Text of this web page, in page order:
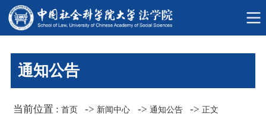
通知公告
当前位置 :首页 -> 新闻中心 -> 通知公告 ->正文